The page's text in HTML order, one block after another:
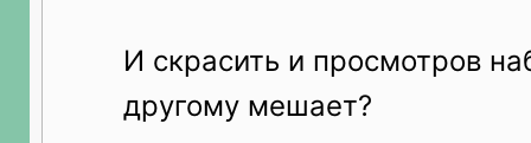
И скрасить и просмотров
другому мешает?